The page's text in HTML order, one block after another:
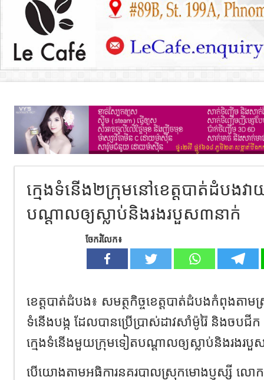
ក្មេងទំនើង២ក្រុមនៅខេត្តបាត់ដំបងវា
បណ្តាលឲ្យស្លាប់និងរងរបួស៣នាក់
ចែករំលែក៖
ខេត្តបាត់ដំបង៖ សមត្ថកិច្ចខេត្តបាត់ដំបងកំពុងតាមស្រ
ទំនើងបង្ក ដែលបានប្រើប្រាស់ដាវសាំម៉ូរ៉ៃ និងចបជី
ក្មេងទំនើងមួយក្រុមទៀតបណ្តាលឲ្យស្លាប់និងរងរ
បើយោងតាមអធិការនគរបាលស្រុកមោងប្ញស្សី លោ